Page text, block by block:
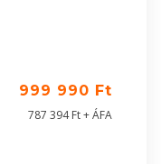
999 990 Ft
787 394 Ft + ÁFA